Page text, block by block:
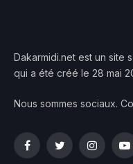
Dakarmidi.net est un site
qui a été créé le 28 mai
Nous sommes sociaux.
FacebookTwitter